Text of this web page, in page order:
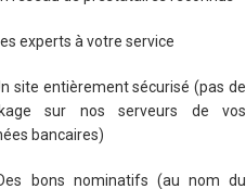
experts à votre service
site entièrement sécurisé (pas de
sur nos serveurs de vos
bancaires)
bons nominatifs (au nom du